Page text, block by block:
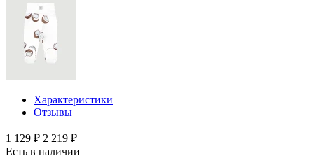
Характеристики
Отзывы
1 129 ₽ 2 219 ₽
Есть в наличии